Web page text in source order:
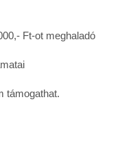
Ft-ot meghaladó
támogathat.